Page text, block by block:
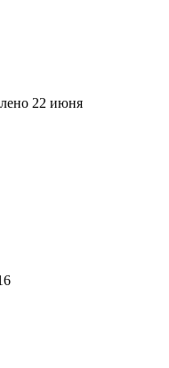
22 июня